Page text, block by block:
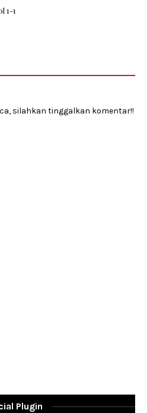
1-1
silahkan tinggalkan komentar!!
Plugin